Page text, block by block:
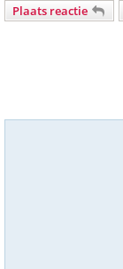
Plaats reactie